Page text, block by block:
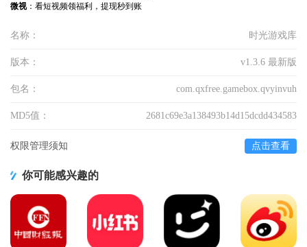
微视：看短视频领福利，提现秒到账
名称： 时光游戏库
版本： v1.3.6 最新版
包名： com.qxfree.gamebox.qvyinvuh
MD5值： 2681c69e3a138493b14d15dcdd434583
权限管理须知 点击查看
你可能感兴趣的